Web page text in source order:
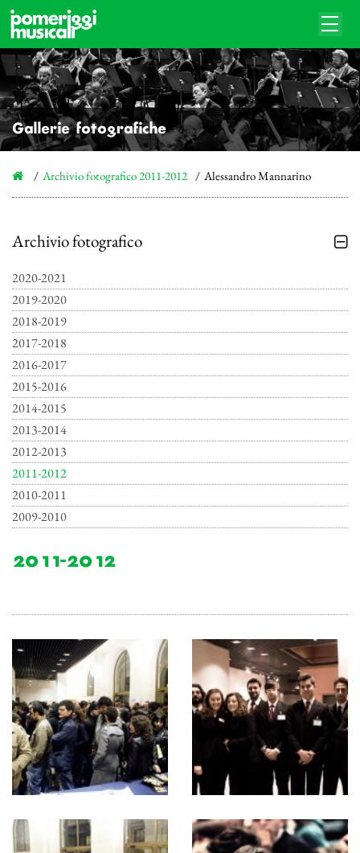
Gallerie fotografiche
Archivio fotografico 2011-2012 Alessandro Mannarino
Archivio fotografico
2020-2021
2019-2020
2018-2019
2017-2018
2016-2017
2015-2016
2014-2015
2013-2014
2012-2013
2011-2012
2010-2011
2009-2010
2011-2012